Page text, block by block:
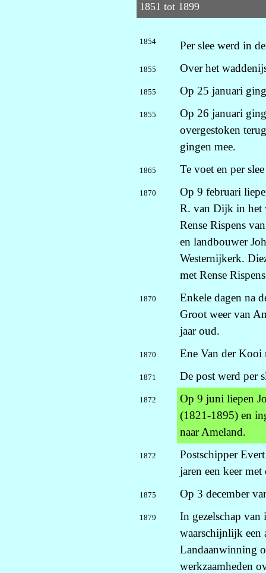
1851 tot 1899
1854 Per slee werd in
1855 Over het
1855 Op 25 januari
1855
Op 26 januari
overgestoken
gingen mee.
1865 Te voet en per
1870
Op 9 februari
R. van Dijk in het
Rense Rispens
en landbouwer
Westernijkerk.
met Rense
1870
Enkele dagen na
Groot weer van
jaar oud.
1870 Ene Van der Kooi
1871 De post werd per
1872
Op 9 juni liepen
(1821-1895) en
naar Ameland.
1872
Postschipper
jaren een keer
1875 Op 3 december
1879
In gezelschap van
waarschijnlijk een
Landaanwinning
werkzaamheden